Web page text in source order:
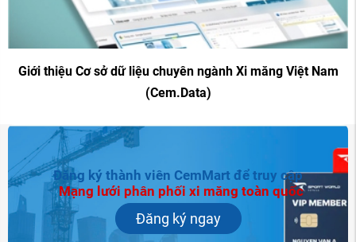
Giới thiệu Cơ sở dữ liệu chuyên ngành Xi măng Việt Nam
(Cem.Data)
Đăng ký thành viên CemMart để truy cập
Mạng lưới phân phối xi măng toàn quốc
Đăng ký ngay